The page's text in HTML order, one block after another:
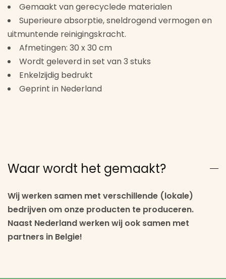
Gemaakt van gerecyclede materialen
Superieure absorptie, sneldrogend vermogen en
uitmuntende reinigingskracht.
Afmetingen: 30 x 30 cm
Wordt geleverd in set van 3 stuks
Enkelzijdig bedrukt
Geprint in Nederland
Waar wordt het gemaakt?
Wij werken samen met verschillende (lokale)
bedrijven om onze producten te produceren.
Naast Nederland werken wij ook samen met
partners in Belgie!